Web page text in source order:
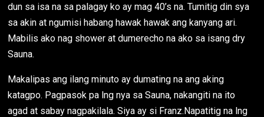
dun sa isa na sa palagay ko ay mag 40’s na. Tumitig din sya
sa akin at ngumisi habang hawak hawak ang kanyang ari.
Mabilis ako nag shower at dumerecho na ako sa isang dry
Sauna.
Makalipas ang ilang minuto ay dumating na ang aking
katagpo. Pagpasok pa lng nya sa Sauna, nakangiti na ito
agad at sabay nagpakilala. Siya ay si Franz.Napatitig na lng